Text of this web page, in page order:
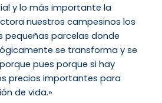
y lo más importante la
nuestros campesinos los
pequeñas parcelas donde
se transforma y se
pues porque si hay
precios importantes para
de vida.»